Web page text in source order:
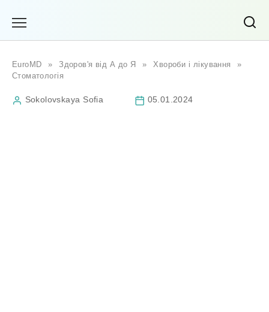
EuroMD » Здоров'я від А до Я » Хвороби і лікування
»
Стоматологія
Sokolovskaya Sofia 05.01.2024